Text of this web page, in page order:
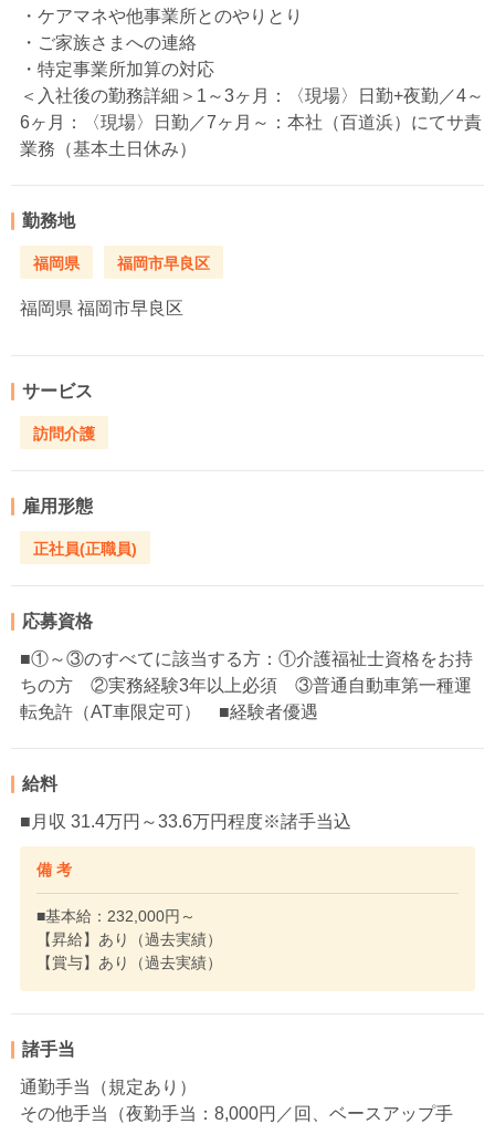
・ケアマネや他事業所とのやりとり
・ご家族さまへの連絡
・特定事業所加算の対応
＜入社後の勤務詳細＞1～3ヶ月：〈現場〉日勤+夜勤／4～
6ヶ月：〈現場〉日勤／7ヶ月～：本社（百道浜）にてサ責
業務（基本土日休み）
勤務地
福岡県 福岡市早良区
福岡県 福岡市早良区
サービス
訪問介護
雇用形態
正社員(正職員)
応募資格
■①～③のすべてに該当する方：①介護福祉士資格をお持
ちの方 ②実務経験3年以上必須 ③普通自動車第一種運
転免許（AT車限定可） ■経験者優遇
給料
■月収 31.4万円～33.6万円程度※諸手当込
備 考
■基本給：232,000円～
【昇給】あり（過去実績）
【賞与】あり（過去実績）
諸手当
通勤手当（規定あり）
その他手当（夜勤手当：8,000円／回、ベースアップ手